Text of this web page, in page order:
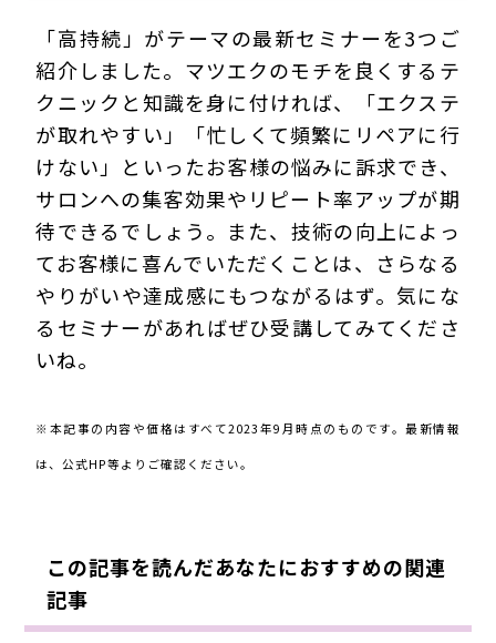
「高持続」がテーマの最新セミナーを3つご
紹介しました。マツエクのモチを良くするテ
クニックと知識を身に付ければ、「エクステ
が取れやすい」「忙しくて頻繁にリペアに行
けない」といったお客様の悩みに訴求でき、
サロンへの集客効果やリピート率アップが期
待できるでしょう。また、技術の向上によっ
てお客様に喜んでいただくことは、さらなる
やりがいや達成感にもつながるはず。気にな
るセミナーがあればぜひ受講してみてくださ
いね。
※本記事の内容や価格はすべて2023年9月時点のものです。最新情報
は、公式HP等よりご確認ください。
この記事を読んだあなたにおすすめの関連
記事